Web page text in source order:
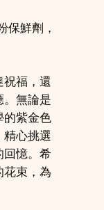
保鮮劑，
祝福，還
。無論是
的紫金色
精心挑選
回憶。希
花束，為